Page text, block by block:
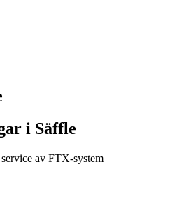
i Säffle
av FTX-system